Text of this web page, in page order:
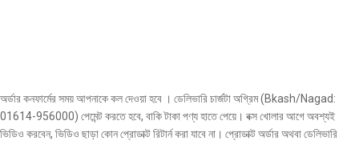
অর্ডার কনফার্মের সময় আপনাকে কল দেওয়া হবে । ডেলিভারি চার্জটা অগ্রিম (Bkash/Nagad:
01614-956000) পেমেন্ট করতে হবে, বাকি টাকা পণ্য হাতে পেয়ে। বক্স খোলার আগে অবশ্যই
ভিডিও করবেন, ভিডিও ছাড়া কোন প্রোডাক্ট রিটার্ন করা যাবে না। প্রোডাক্ট অর্ডার অথবা ডেলিভারি